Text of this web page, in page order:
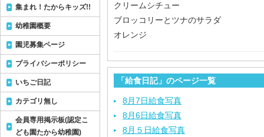
クリームシチュー
ブロッコリーとツナのサラダ
オレンジ
「給食日記」のページ一覧
8月7日給食写真
8月6日給食写真
8月５日給食写真
集まれ！たからキッズ!!
幼稚園概要
園児募集ページ
プライバシーポリシー
いちご日記
カテゴリ無し
会員専用掲示板(認定こ
ども園たから幼稚園)